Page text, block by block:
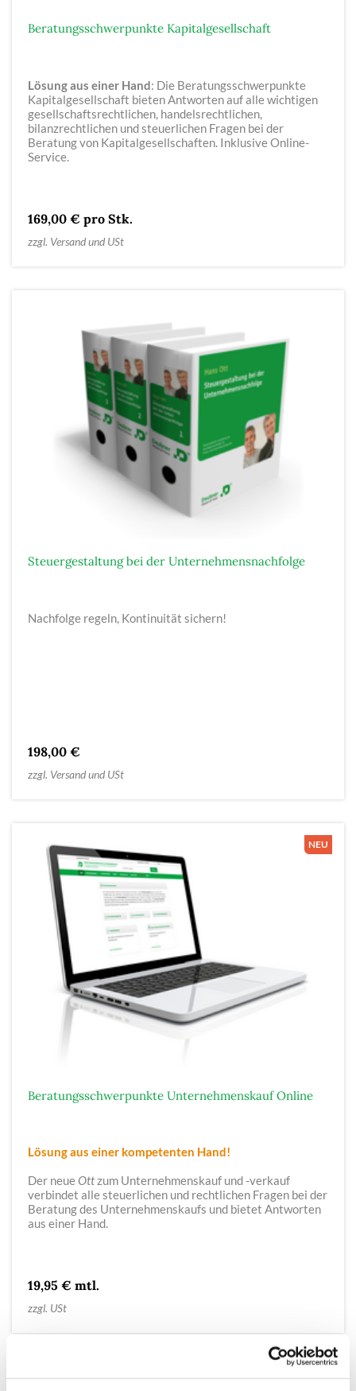
Beratungsschwerpunkte Kapitalgesellschaft
Lösung aus einer Hand: Die Beratungsschwerpunkte
Kapitalgesellschaft bieten Antworten auf alle wichtigen
gesellschaftsrechtlichen, handelsrechtlichen,
bilanzrechtlichen und steuerlichen Fragen bei der
Beratung von Kapitalgesellschaften. Inklusive Online-
Service.
169,00 € pro Stk.
zzgl. Versand und USt
Steuergestaltung bei der Unternehmensnachfolge
Nachfolge regeln, Kontinuität sichern!
198,00 €
zzgl. Versand und USt
Beratungsschwerpunkte Unternehmenskauf Online
Lösung aus einer kompetenten Hand!
Der neueOttzum Unternehmenskauf und -verkauf
verbindet alle steuerlichen und rechtlichen Fragen bei der
Beratung des Unternehmenskaufs und bietet Antworten
aus einer Hand.
19,95 € mtl.
zzgl. USt